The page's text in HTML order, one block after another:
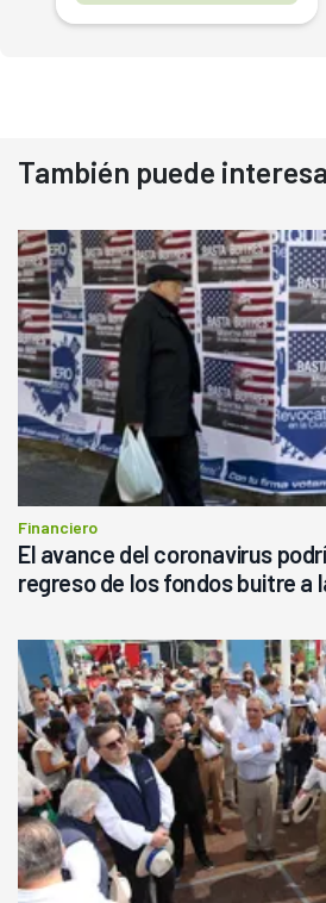
También puede
Financiero
El avance del coronavirus
regreso de los fondos buitre a